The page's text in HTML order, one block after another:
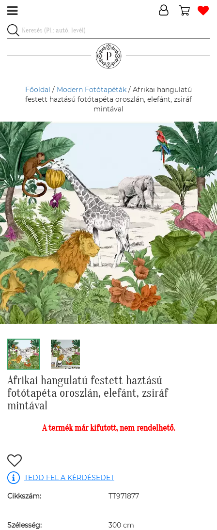
Főoldal / Modern Fotótapéták / Afrikai hangulatú
festett haztású fotótapéta oroszlán, elefánt, zsiráf
mintával
Afrikai hangulatú festett haztású
fotótapéta oroszlán, elefánt, zsiráf
mintával
A termék már kifutott, nem rendelhető.
TEDD FEL A KÉRDÉSEDET
Cikkszám: TT971877
Szélesség:
300 cm